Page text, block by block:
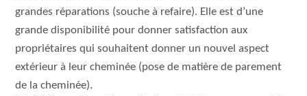
grandes réparations (souche à refaire). Elle est d’une
grande disponibilité pour donner satisfaction aux
propriétaires qui souhaitent donner un nouvel aspect
extérieur à leur cheminée (pose de matière de parement
de la cheminée).